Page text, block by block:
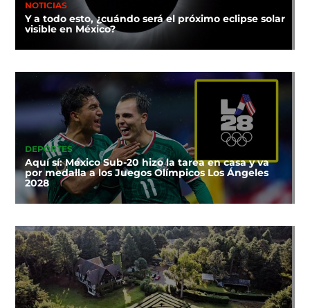
NOTICIAS
Y a todo esto, ¿cuándo será el próximo eclipse solar
visible en México?
DEPORTES
Aquí sí: México Sub-20 hizo la tarea en casa y va
por medalla a los Juegos Olímpicos Los Ángeles
2028